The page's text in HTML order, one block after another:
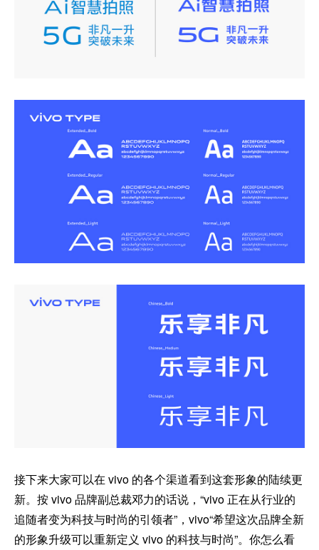
接下来大家可以在 vivo 的各个渠道看到这套形象的陆续更
新。按 vivo 品牌副总裁邓力的话说，“vivo 正在从行业的
追随者变为科技与时尚的引领者”，vivo“希望这次品牌全新
的形象升级可以重新定义 vivo 的科技与时尚”。你怎么看